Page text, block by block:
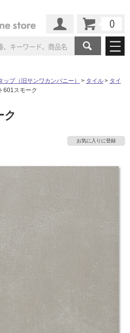
カテゴリ
トイレ
フローリング・ 床材
インテリア・ 家具
ペット用品
パネル・壁材
天然石・石材
新商品
工事例
インタビュー
ールーム
ショールーム
仙台ショールーム
京都 ショールーム
札幌スマート
ショールー
ム
ー
ウェルビーみのお
BOX
お問い合わせ
クレーム公開
スタイリング
アイデア
オンライン相談
他サービス
工事会社紹介
Coziコンシ
ェルジュ
最高のリノベ会社が
みつ
かる
リノベりす
プ（旧サンワカンパニー） タイル
タイ
601スモーク
ク
お気に入りに登録